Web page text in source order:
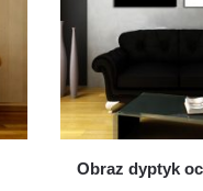
Obraz dyptyk